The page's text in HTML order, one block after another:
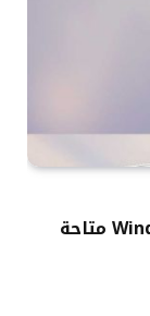
ترقية نظام التشغيل إلى Windows 11 Pro متاحة